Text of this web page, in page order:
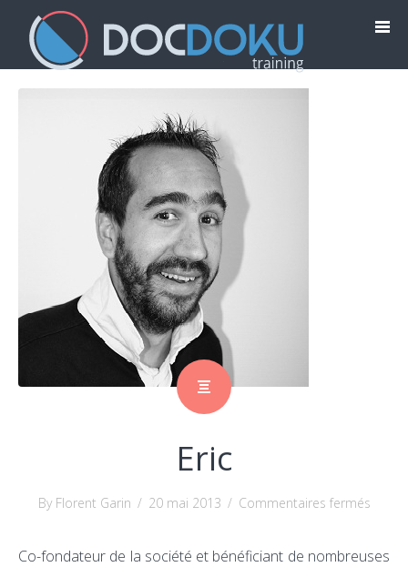
Eric
By Florent Garin / 20 mai 2013 / Commentaires ferméssur
Co-fondateur de la société et bénéficiant de nombreuses